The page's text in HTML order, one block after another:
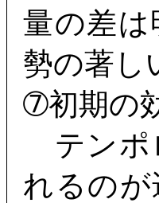
量の差
勢の著し
➆初期の
テンポ
れるの